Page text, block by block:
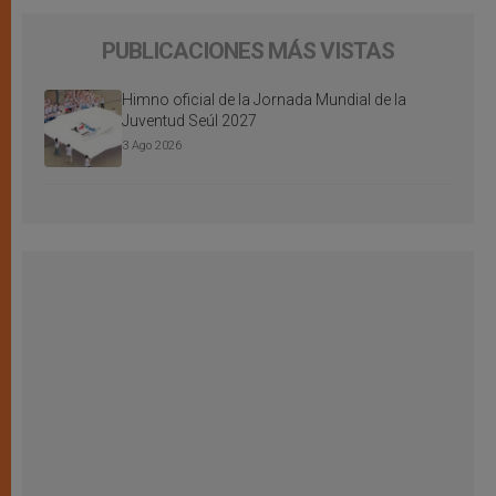
PUBLICACIONES MÁS VISTAS
Himno oficial de la Jornada Mundial de la
Juventud Seúl 2027
3 Ago 2026